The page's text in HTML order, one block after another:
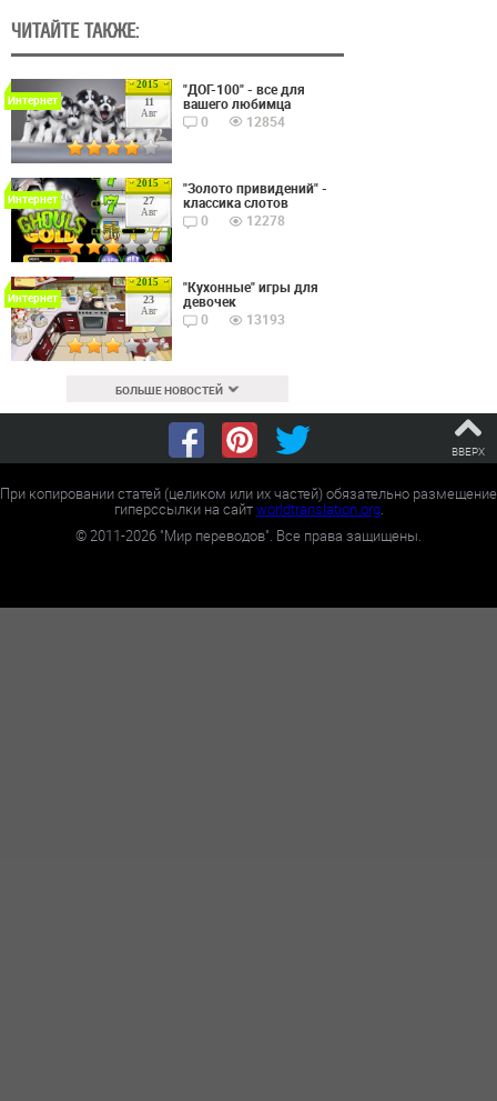
ЧИТАЙТЕ ТАКЖЕ:
2015
11
Авг
Интернет
"ДОГ-100" - все для
вашего любимца
0
12854
2015
27
Авг
Интернет
"Золото привидений" -
классика слотов
0
12278
2015
23
Авг
Интернет
"Кухонные" игры для
девочек
0
13193
БОЛЬШЕ НОВОСТЕЙ
ВВЕРХ
При копировании статей (целиком или их частей) обязательно размещение
гиперссылки на сайтworldtranslation.org.
©2011-2026 "Мир переводов". Все права защищены.